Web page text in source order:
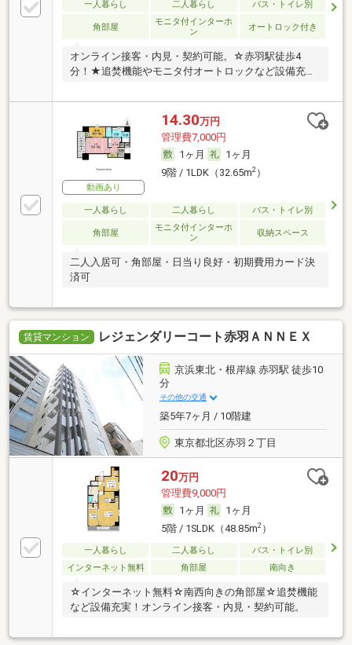
一人暮らし 二人暮らし バス・トイレ別
角部屋
モニタ付インターホ
ン
オートロック付き
オンライン接客・内見・契約可能。☆赤羽駅徒歩4
分！★追焚機能やモニタ付オートロックなど設備充実
動画あり
14.30万円
管理費7,000円
1ヶ月
1ヶ月
9階 / 1LDK（32.65m2）
一人暮らし 二人暮らし バス・トイレ別
角部屋
モニタ付インターホ
ン
収納スペース
二人入居可・角部屋・日当り良好・初期費用カード決
済可
賃貸マンション レジェンダリーコート赤羽ＡＮＮＥＸ
京浜東北・根岸線 赤羽駅 徒歩10
分
その他の交通
築5年7ヶ月 / 10階建
東京都北区赤羽２丁目
20万円
管理費9,000円
1ヶ月
1ヶ月
5階 / 1SLDK（48.85m2）
一人暮らし 二人暮らし
バス・トイレ別
インターネット無料
角部屋 南向き
☆インターネット無料☆南西向きの角部屋☆追焚機能
など設備充実！オンライン接客・内見・契約可能。